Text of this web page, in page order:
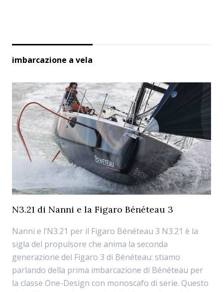
imbarcazione a vela
N3.21 di Nanni e la Figaro Bénéteau 3
Nanni e l’N3.21 per il Figaro Bénéteau 3 N3.21 è la
sigla del propulsore che anima la seconda
generazione del Figaro 3 di Bénéteau: stiamo
parlando della prima imbarcazione di Bénéteau per
la classe One-Design con monoscafo di serie. Questo